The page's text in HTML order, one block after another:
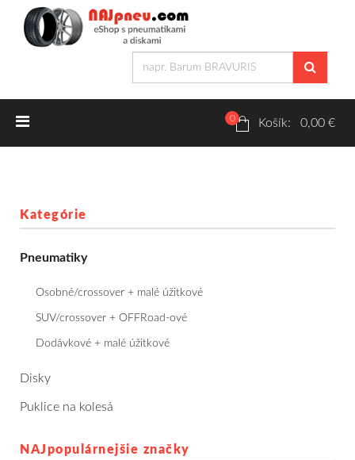
Letné pneumatiky
Dodávkové + malé úžitkové
Osobné/crossover + malé úžitkové
SUV/crossover + OFFRoad-ové
Dodávkové + malé úžitkové
0 Košík: 0,00 €
Kategórie
Pneumatiky
Osobné/crossover + malé úžitkové
SUV/crossover + OFFRoad-ové
Dodávkové + malé úžitkové
Disky
Puklice na kolesá
NAJpopulárnejšie značky